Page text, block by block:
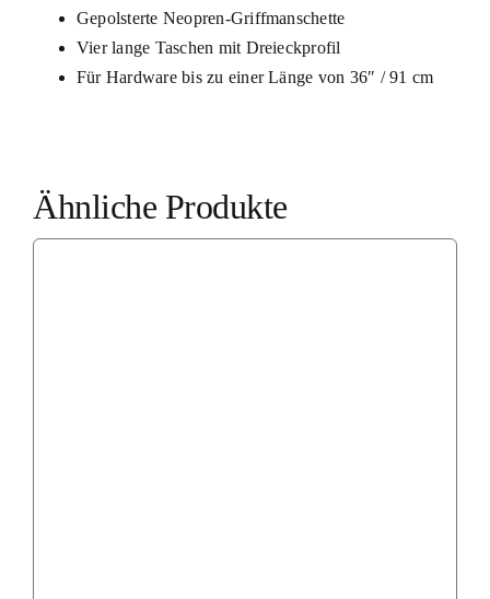
Gepolsterte Neopren-Griffmanschette
Vier lange Taschen mit Dreieckprofil
Für Hardware bis zu einer Länge von 36″ / 91 cm
Ähnliche Produkte